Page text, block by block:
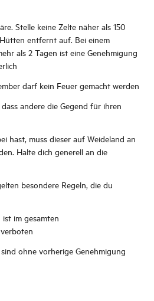
Stelle keine Zelte näher als 150
entfernt auf. Bei einem
als 2 Tagen ist eine Genehmigung
darf kein Feuer gemacht werden
andere die Gegend für ihren
hast, muss dieser auf Weideland an
Halte dich generell an die
besondere Regeln, die du
im gesamten
ohne vorherige Genehmigung